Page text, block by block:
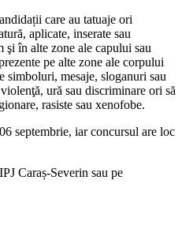
care au tatuaje ori
aplicate, inserate sau
şi în alte zone ale capului sau
pe alte zone ale corpului
simboluri, mesaje, sloganuri sau
ură sau discriminare ori să
rasiste sau xenofobe.
septembrie, iar concursul are loc
Caraș-Severin sau pe